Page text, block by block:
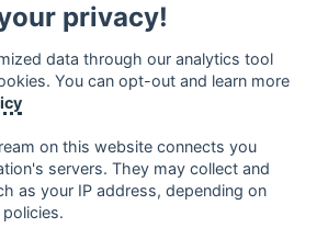
⋅ deutsch
privacy!
data through our analytics tool
You can opt-out and learn more
on this website connects you
servers. They may collect and
as your IP address, depending on